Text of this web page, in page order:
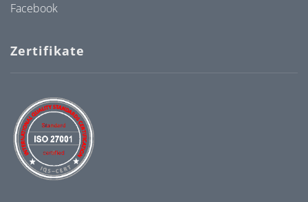
Facebook
Zertifikate